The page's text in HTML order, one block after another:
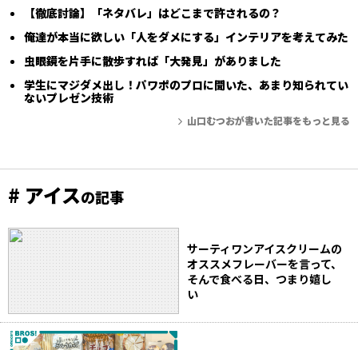
【徹底討論】「ネタバレ」はどこまで許されるの？
俺達が本当に欲しい「人をダメにする」インテリアを考えてみた
虫眼鏡を片手に散歩すれば「大発見」がありました
学生にマジダメ出し！パワポのプロに聞いた、あまり知られてい
ないプレゼン技術
山口むつおが書いた記事をもっと見る
# アイスの記事
サーティワンアイスクリームの
オススメフレーバーを言って、
そんで食べる日、つまり嬉し
い